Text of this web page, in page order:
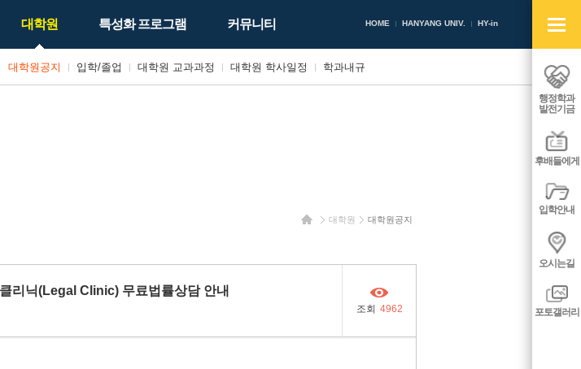
HOME HANYANG UNIV. HY-in
대학원
대학원공지 입학/졸업 대학원 교과과정 대학원 학사일정 학과내규
특성화 프로그램 커뮤니티
홈 대학원 대학원공지
리닉(Legal Clinic) 무료법률상담 안내
조회 4962
기/
닫
행정학과
발전기금
후배들에게
입학안내
오시는길
포토갤러리